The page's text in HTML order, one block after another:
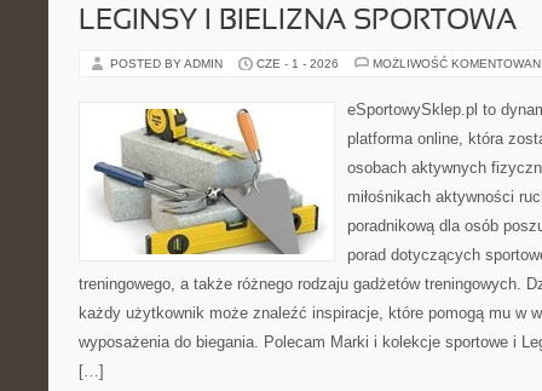
LEGINSY I BIELIZNA SPORTOWA
POSTED BY ADMIN CZE - 1 - 2026 MOŻLIWOŚĆ
eSportowySklep.pl to
platforma online, która
osobach aktywnych
miłośnikach aktywności
poradnikową dla osób
porad dotyczących
treningowego, a także różnego rodzaju gadżetów treningowych.
każdy użytkownik może znaleźć inspiracje, które pomogą mu w
wyposażenia do biegania. Polecam Marki i kolekcje sportowe i
[…]